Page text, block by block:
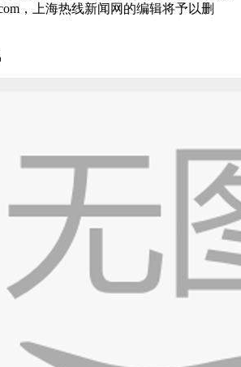
，上海热线新闻网的编辑将予以删